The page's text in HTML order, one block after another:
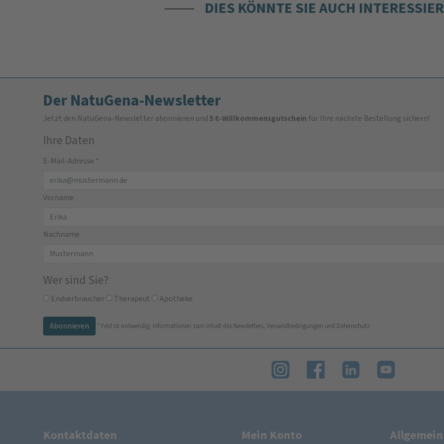
DIES KÖNNTE SIE AUCH
Der NatuGena-Newsletter
Jetzt den NatuGena-Newsletter abonnieren und5 €-Willkommensgutschein für Ihre nächste Bestellung sichern!
Ihre Daten
E-Mail-Adresse *
Vorname
Nachname
Wer sind Sie?
Endverbraucher Therapeut Apotheke
* Feld ist notwendig. Informationen zum Inhalt des Newsletters, Versandbedingungen und Datenschutz
Kontaktdaten Mein Konto Allgemein